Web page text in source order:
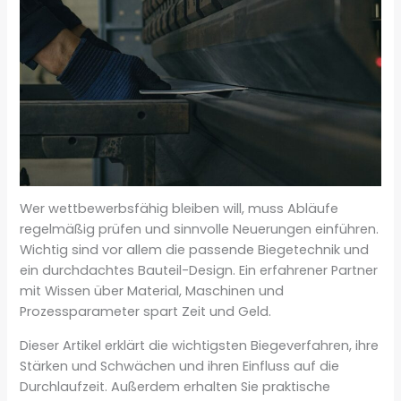
Wer wettbewerbsfähig bleiben will, muss Abläufe
regelmäßig prüfen und sinnvolle Neuerungen einführen.
Wichtig sind vor allem die passende Biegetechnik und
ein durchdachtes Bauteil-Design. Ein erfahrener Partner
mit Wissen über Material, Maschinen und
Prozessparameter spart Zeit und Geld.
Dieser Artikel erklärt die wichtigsten Biegeverfahren, ihre
Stärken und Schwächen und ihren Einfluss auf die
Durchlaufzeit. Außerdem erhalten Sie praktische